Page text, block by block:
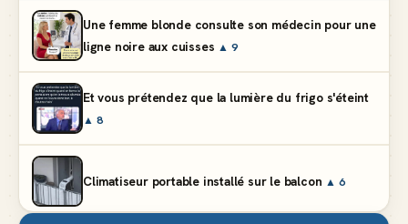
Une femme blonde consulte son médecin pour une
ligne noire aux cuisses ▲ 9
Et vous prétendez que la lumière du frigo s'éteint
▲ 8
Climatiseur portable installé sur le balcon ▲ 6